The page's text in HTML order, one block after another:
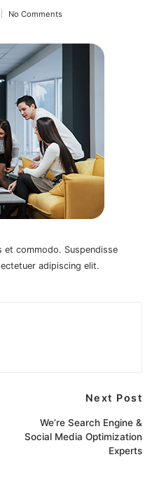
No Comments
et commodo. Suspendisse
adipiscing elit.
Next Post
We’re Search Engine &
Social Media Optimization
Experts